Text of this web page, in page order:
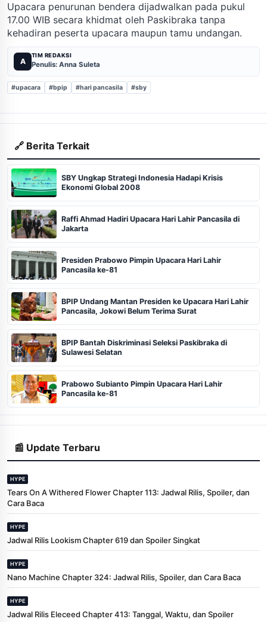
Upacara penurunan bendera dijadwalkan pada pukul
17.00 WIB secara khidmat oleh Paskibraka tanpa
kehadiran peserta upacara maupun tamu undangan.
A
TIM REDAKSI
Penulis: Anna Suleta
#upacara #bpip #hari pancasila #sby
🔗 Berita Terkait
SBY Ungkap Strategi Indonesia Hadapi Krisis
Ekonomi Global 2008
Raffi Ahmad Hadiri Upacara Hari Lahir Pancasila di
Jakarta
Presiden Prabowo Pimpin Upacara Hari Lahir
Pancasila ke-81
BPIP Undang Mantan Presiden ke Upacara Hari Lahir
Pancasila, Jokowi Belum Terima Surat
BPIP Bantah Diskriminasi Seleksi Paskibraka di
Sulawesi Selatan
Prabowo Subianto Pimpin Upacara Hari Lahir
Pancasila ke-81
📰 Update Terbaru
HYPE
Tears On A Withered Flower Chapter 113: Jadwal Rilis, Spoiler, dan
Cara Baca
HYPE
Jadwal Rilis Lookism Chapter 619 dan Spoiler Singkat
HYPE
Nano Machine Chapter 324: Jadwal Rilis, Spoiler, dan Cara Baca
HYPE
Jadwal Rilis Eleceed Chapter 413: Tanggal, Waktu, dan Spoiler